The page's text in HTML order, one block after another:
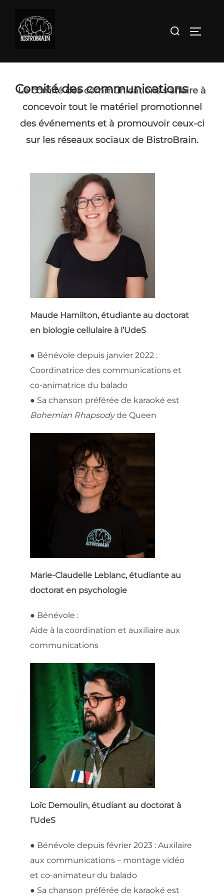
contenu
Rechercher :
Comité des communications
Le comité des communications s’affaire à
concevoir tout le matériel promotionnel
des événements et à promouvoir ceux-ci
sur les réseaux sociaux de BistroBrain.
Maude Hamilton, étudiante au doctorat
en biologie cellulaire à l’UdeS
● Bénévole depuis janvier 2022 :
Coordinatrice des communications et
co-animatrice du balado
● Sa chanson préférée de karaoké est
Bohemian Rhapsodyde Queen
Marie-Claudelle Leblanc, étudiante au
doctorat en psychologie
● Bénévole :
Aide à la coordination et auxiliaire aux
communications
Loïc Demoulin, étudiant au doctorat à
l’UdeS
● Bénévole depuis février 2023 : Auxilaire
aux communications – montage vidéo
et co-animateur du balado
● Sa chanson préférée de karaoké est